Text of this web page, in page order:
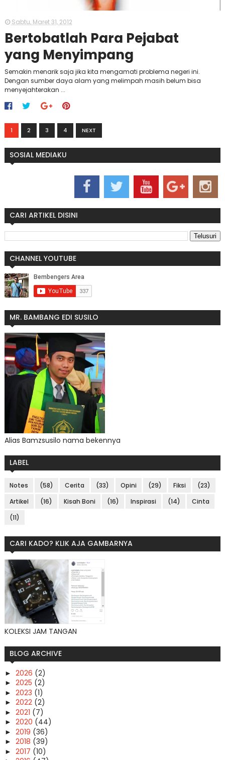
Sabtu, Maret 31, 2012
Bertobatlah Para Pejabat
yang Menyimpang
Semakin menarik saja jika kita mengamati problema negeri ini.
Dengan sumber daya alam yang melimpah masih belum bisa
menyejahterakan ...
1 2 3 4 NEXT
SOSIAL MEDIAKU
CARI ARTIKEL DISINI
CHANNEL YOUTUBE
MR. BAMBANG EDI SUSILO
Alias Bamzsusilo nama bekennya
LABEL
Notes (58) Cerita (33) Opini (29) Fiksi
(23)
Artikel
(16) Kisah Boni (16) Inspirasi (14)
Cinta
(11)
CARI KADO? KLIK AJA GAMBARNYA
KOLEKSI JAM TANGAN
BLOG ARCHIVE
► 2026 (2)
► 2025 (2)
► 2023 (1)
► 2022 (2)
► 2021 (7)
► 2020 (44)
► 2019 (36)
► 2018 (39)
► 2017 (10)